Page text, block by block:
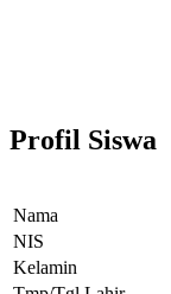
Profil Siswa
Nama
NIS
Kelamin